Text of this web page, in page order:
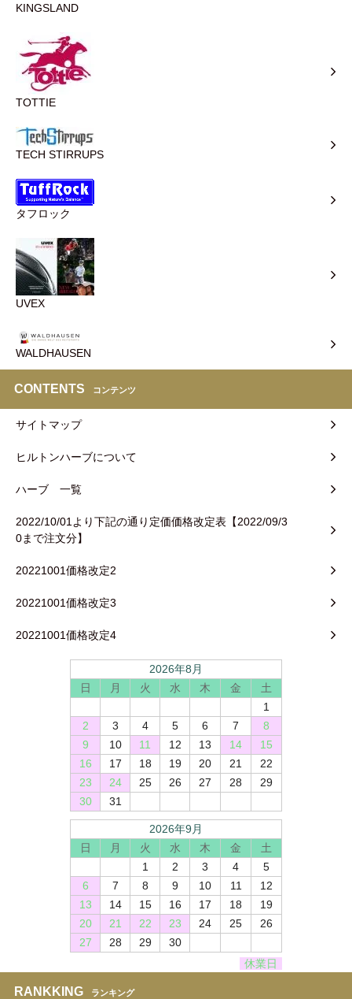
KINGSLAND
TOTTIE
TECH STIRRUPS
タフロック
UVEX
WALDHAUSEN
CONTENTS コンテンツ
サイトマップ
ヒルトンハーブについて
ハーブ 一覧
2022/10/01より下記の通り定価価格改定表【2022/09/3
0まで注文分】
20221001価格改定2
20221001価格改定3
20221001価格改定4
2026年8月
日
月 火 水 木 金
土
1
2
3 4 5 6 7
8
9
10 11 12 13 14
15
16
17 18 19 20 21
22
23
24 25 26 27 28
29
30
31
2026年9月
日
月 火 水 木 金
土
1
2 3 4
5
6
7 8 9 10 11
12
13
14 15 16 17 18
19
20
21 22 23 24 25
26
27
28 29
30
休業日
RANKKING ランキング